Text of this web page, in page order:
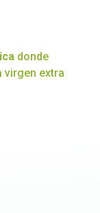
donde
virgen extra